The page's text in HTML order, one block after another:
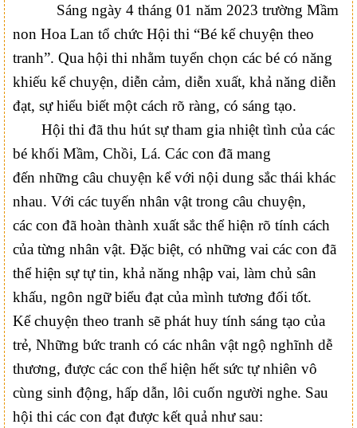
Sáng ngày 4 tháng 01 năm 2023 trường Mầm
non Hoa Lan tổ chức Hội thi “Bé kể chuyện theo
tranh”. Qua hội thi nhằm tuyển chọn các bé có năng
khiếu kể chuyện, diễn cảm, diễn xuất, khả năng diễn
đạt, sự hiểu biết một cách rõ ràng, có sáng tạo.
Hội thi đã thu hút sự tham gia nhiệt tình của các
bé khối Mầm, Chồi, Lá. Các con đã mang
đến những câu chuyện kể với nội dung sắc thái khác
nhau. Với các tuyến nhân vật trong câu chuyện,
các con đã hoàn thành xuất sắc thể hiện rõ tính cách
của từng nhân vật. Đặc biệt, có những vai các con đã
thể hiện sự tự tin, khả năng nhập vai, làm chủ sân
khấu, ngôn ngữ biểu đạt của mình tương đối tốt.
Kể chuyện theo tranh sẽ phát huy tính sáng tạo của
trẻ, Những bức tranh có các nhân vật ngộ nghĩnh dễ
thương, được các con thể hiện hết sức tự nhiên vô
cùng sinh động, hấp dẫn, lôi cuốn người nghe. Sau
hội thi các con đạt được kết quả như sau: